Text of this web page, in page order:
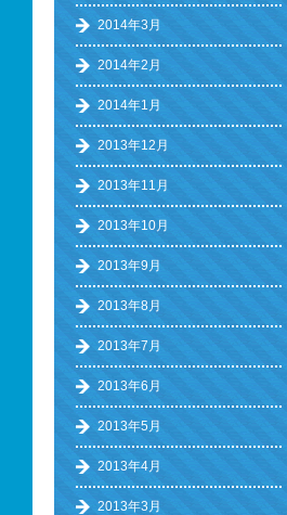
2014年3月
2014年2月
2014年1月
2013年12月
2013年11月
2013年10月
2013年9月
2013年8月
2013年7月
2013年6月
2013年5月
2013年4月
2013年3月